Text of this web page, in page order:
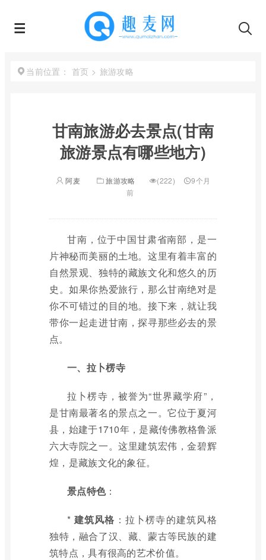
当前位置： 首页 > 旅游攻略
甘南旅游必去景点(甘南
旅游景点有哪些地方)
阿麦 旅游攻略 (222)
9个月
前
甘南，位于中国甘肃省南部，是一
片神秘而美丽的土地。这里有着丰富的
自然景观、独特的藏族文化和悠久的历
史。如果你热爱旅行，那么甘南绝对是
你不可错过的目的地。接下来，就让我
带你一起走进甘南，探寻那些必去的景
点。
一、拉卜楞寺
拉卜楞寺，被誉为“世界藏学府”，
是甘南最著名的景点之一。它位于夏河
县，始建于1710年，是藏传佛教格鲁派
六大寺院之一。这里建筑宏伟，金碧辉
煌，是藏族文化的象征。
景点特色：
* 建筑风格 ：拉卜楞寺的建筑风格
独特，融合了汉、藏、蒙古等民族的建
筑特点，具有很高的艺术价值。